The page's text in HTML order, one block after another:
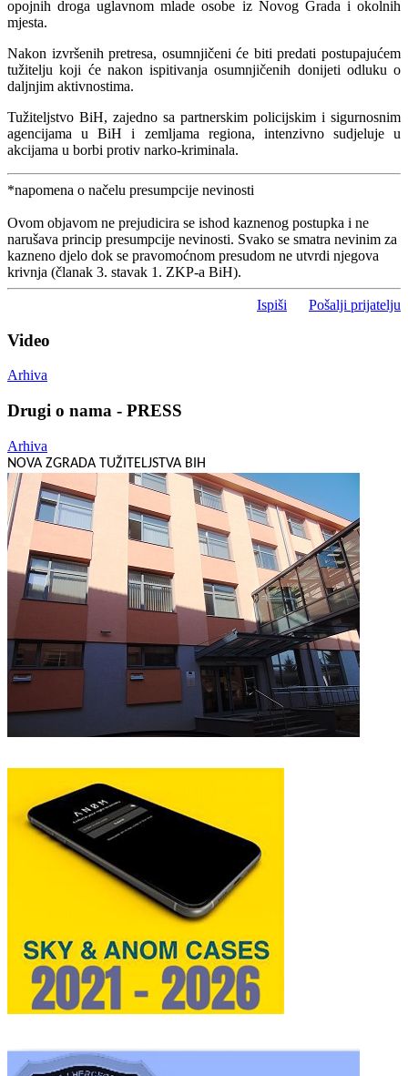
opojnih droga uglavnom mlade osobe iz Novog Grada i okolnih
mjesta.
Nakon izvršenih pretresa, osumnjičeni će biti predati postupajućem
tužitelju koji će nakon ispitivanja osumnjičenih donijeti odluku o
daljnjim aktivnostima.
Tužiteljstvo BiH, zajedno sa partnerskim policijskim i sigurnosnim
agencijama u BiH i zemljama regiona, intenzivno sudjeluje u
akcijama u borbi protiv narko-kriminala.
*napomena o načelu presumpcije nevinosti
Ovom objavom ne prejudicira se ishod kaznenog postupka i ne
narušava princip presumpcije nevinosti. Svako se smatra nevinim za
kazneno djelo dok se pravomoćnom presudom ne utvrdi njegova
krivnja (članak 3. stavak 1. ZKP-a BiH).
Ispiši Pošalji prijatelju
Video
Arhiva
Drugi o nama - PRESS
Arhiva
NOVA ZGRADA TUŽITELJSTVA BIH